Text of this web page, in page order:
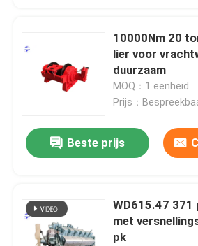
10000Nm 20
lier voor
duurzaam
MOQ：1 eenheid
Prijs：
Beste prijs
WD615.47 371
met
pk